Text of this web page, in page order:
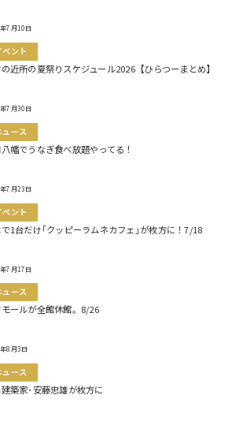
7月10日
ベント
近所の夏祭りスケジュール2026【ひらつーまとめ】
7月30日
ュース
幡でうなぎ食べ放題やってる！
7月23日
ベント
1台だけ｢クッピーラムネカフェ｣が枚方に！7/18
7月17日
ュース
ールが全館休館。8/26
8月3日
ュース
築家･安藤忠雄が枚方に